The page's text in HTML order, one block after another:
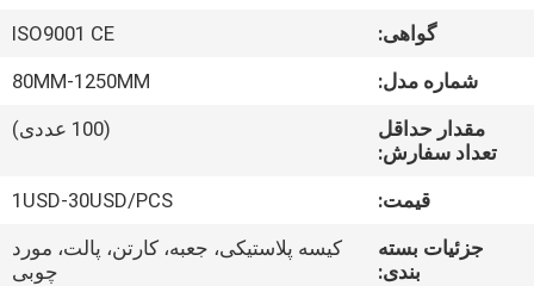
کارخانه
کیفیت
گواهی:
ISO9001 CE
شماره مدل:
80MM-1250MM
مقدار حداقل
تعداد سفارش:
(100 عددی)
قیمت:
1USD-30USD/PCS
جزئیات بسته
بندی:
کیسه پلاستیکی، جعبه، کارتن، پالت، مورد
چوبی